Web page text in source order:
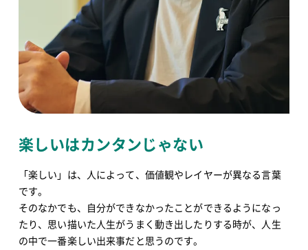
楽しいはカンタンじゃない
「楽しい」は、人によって、価値観やレイヤーが異なる言葉
です。
そのなかでも、自分ができなかったことができるようになっ
たり、思い描いた人生がうまく動き出したりする時が、人生
の中で一番楽しい出来事だと思うのです。